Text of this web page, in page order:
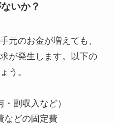
いか？
元のお金が増えても、
が発生します。以下の
う。
副収入など）
などの固定費